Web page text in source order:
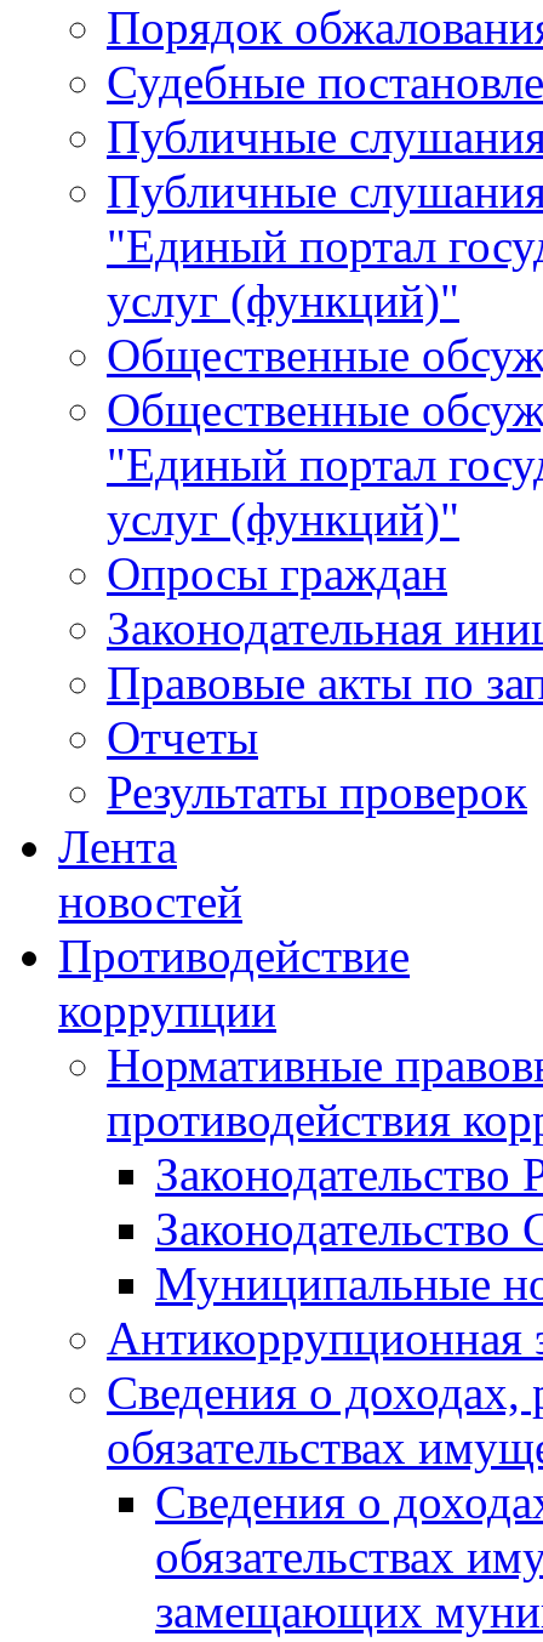
Порядок
Судебные
Публичные
Публичные
"Единый портал
услуг (функций)"
Общественные
Общественные
"Единый портал
услуг (функций)"
Опросы граждан
Законодательная
Правовые акты по
Отчеты
Результаты проверок
Лента
новостей
Противодействие
коррупции
Нормативные
противодействия
Законодательство
Муниципальные
Антикоррупционная
Сведения о доходах,
обязательствах
Сведения о
обязательствах
замещающих